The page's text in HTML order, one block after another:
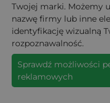
Twojej marki. Możemy
nazwę firmy lub inne
identyfikację wizualną
rozpoznawalność.
Sprawdź możliwości
reklamowych